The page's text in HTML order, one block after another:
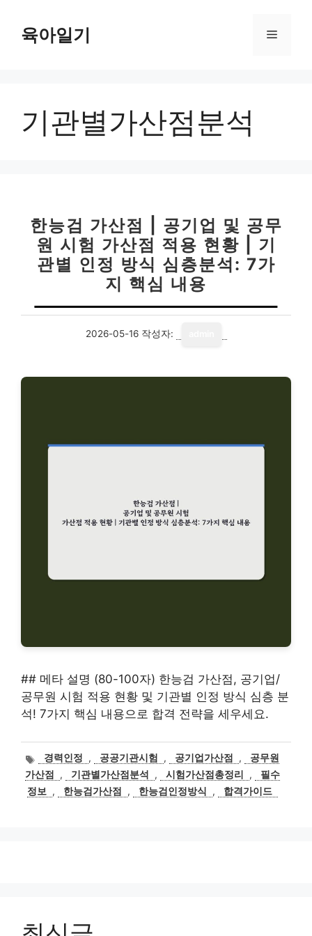
육아일기 메
기관별가산점분석
한능검 가산점 | 공기업 및 공무
원 시험 가산점 적용 현황 | 기
관별 인정 방식 심층분석: 7가
지 핵심 내용
2026-05-16 작성자:
## 메타 설명 (80-100자) 한능검 가산점, 공기업/
공무원 시험 적용 현황 및 기관별 인정 방식 심층 분
석! 7가지 핵심 내용으로 합격 전략을 세우세요.
태
그
경력인정 , 공공기관시험 , 공기업가산점 ,
공무원
가산점
, 기관별가산점분석 , 시험가산점총정리 ,
필수
정보
, 한능검가산점 , 한능검인정방식 , 합격가이드